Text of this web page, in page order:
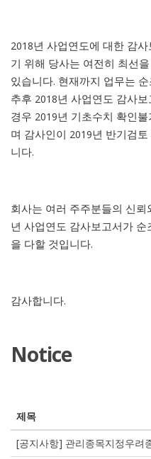
2018년 사업연도에 대한 감
기 위해 당사는 여전히 최선
있습니다. 현재까지 업무는
추후 2018년 사업연도 감사
경우 2019년 기초수치 확인
며 감사인이 2019년 반기검
니다.
회사는 여러 주주분들의 신
년 사업연도 감사보고서가
을 다할 것입니다.
감사합니다.
Notice
제목
[공지사항] 관리종목지정우려